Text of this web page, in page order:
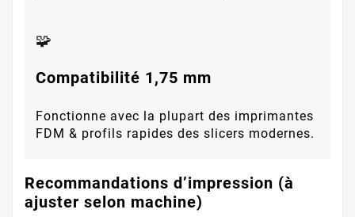
🧩
Compatibilité 1,75 mm
Fonctionne avec la plupart des imprimantes
FDM & profils rapides des slicers modernes.
Recommandations d’impression (à
ajuster selon machine)